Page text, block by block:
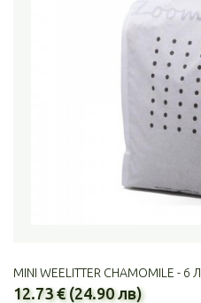
MINI WEELITTER CHAMOMILE - 6 Л
12.73 € (24.90 лв)